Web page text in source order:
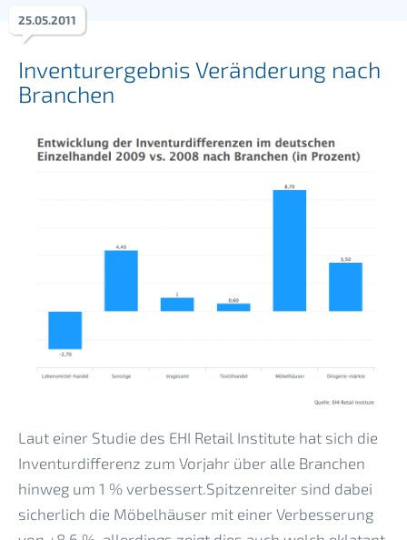
Inventurergebnis Veränderung nach
Branchen
Laut einer Studie des EHI Retail Institute hat sich die
Inventurdifferenz zum Vorjahr über alle Branchen
hinweg um 1 % verbessert.Spitzenreiter sind dabei
sicherlich die Möbelhäuser mit einer Verbesserung
25.05.2011